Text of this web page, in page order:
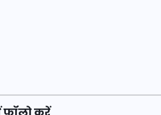
फॉलो करें